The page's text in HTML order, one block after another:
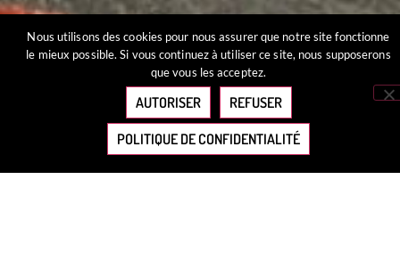
Nous utilisons des cookies pour nous assurer que notre site fonctionne
le mieux possible. Si vous continuez à utiliser ce site, nous supposerons
que vous les acceptez.
AUTORISER REFUSER
POLITIQUE DE CONFIDENTIALITÉ